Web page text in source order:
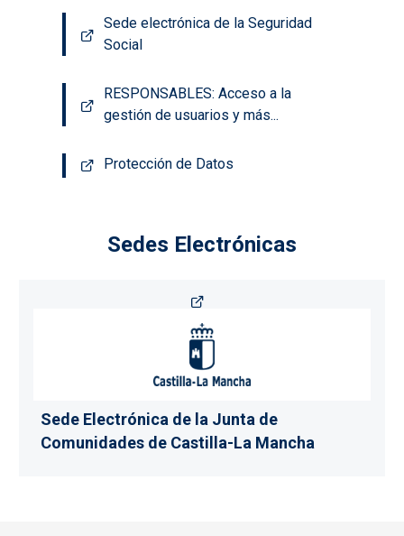
Sede electrónica de la Seguridad
Social
RESPONSABLES: Acceso a la
gestión de usuarios y más...
Protección de Datos
Sedes Electrónicas
Sede Electrónica de la Junta de
Comunidades de Castilla-La Mancha